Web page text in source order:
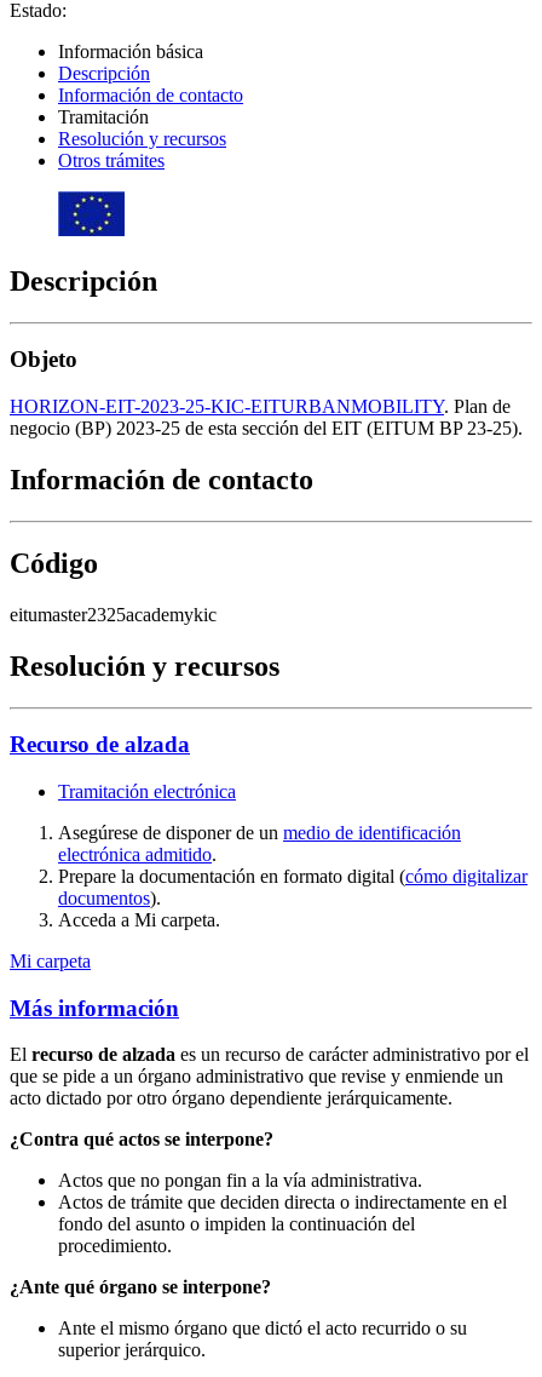
Estado:
Información básica
Descripción
Información de contacto
Tramitación
Resolución y recursos
Otros trámites
Descripción
Objeto
HORIZON-EIT-2023-25-KIC-EITURBANMOBILITY. Plan de
negocio (BP) 2023-25 de esta sección del EIT (EITUM BP 23-25).
Información de contacto
Código
eitumaster2325academykic
Resolución y recursos
Recurso de alzada
Tramitación electrónica
Asegúrese de disponer de un medio de identificación
electrónica admitido.
Prepare la documentación en formato digital (cómo digitalizar
documentos).
Acceda a Mi carpeta.
Mi carpeta
Más información
El recurso de alzada es un recurso de carácter administrativo por el
que se pide a un órgano administrativo que revise y enmiende un
acto dictado por otro órgano dependiente jerárquicamente.
¿Contra qué actos se interpone?
Actos que no pongan fin a la vía administrativa.
Actos de trámite que deciden directa o indirectamente en el
fondo del asunto o impiden la continuación del
procedimiento.
¿Ante qué órgano se interpone?
Ante el mismo órgano que dictó el acto recurrido o su
superior jerárquico.